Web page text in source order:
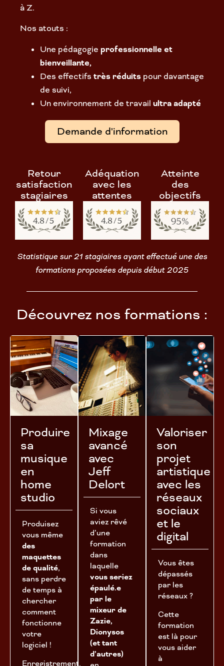
à Z.
Nos atouts :
Une pédagogie professionnelle et
bienveillante,
Des effectifs très réduits pour davantage
de suivi,
Un environnement de travail ultra adapté
Demande d'information
Retour
satisfaction
stagiaires
Adéquation
avec les
attentes
Atteinte
des
objectifs
Statistique sur 21 stagiaires ayant effectué une des
formations proposées depuis début 2025
Découvrez nos formations :
Produire
sa
musique
en
home
studio
Produisez
vous même
des
maquettes
de qualité,
sans perdre
de temps à
chercher
comment
fonctionne
votre
logiciel !
Enregistrement,
Mixage
avancé
avec
Jeff
Delort
Si vous
aviez rêvé
d’une
formation
dans
laquelle
vous seriez
épaulé.e
par le
mixeur de
Zazie,
Dionysos
(et tant
d’autres)
Valoriser
son
projet
artistique
avec les
réseaux
sociaux
et le
digital
Vous êtes
dépassés
par les
réseaux ?
Cette
formation
est là pour
vous aider
à